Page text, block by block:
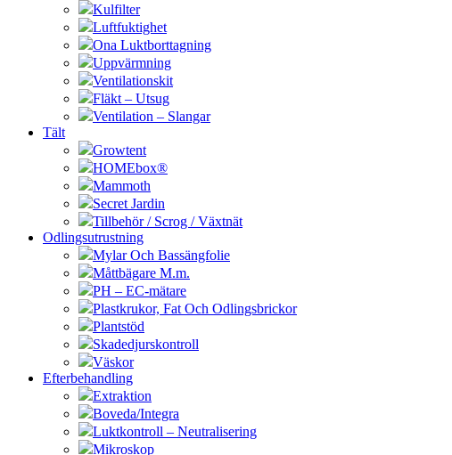
Kulfilter
Luftfuktighet
Ona Luktborttagning
Uppvärmning
Ventilationskit
Fläkt – Utsug
Ventilation – Slangar
Tält
Growtent
HOMEbox®
Mammoth
Secret Jardin
Tillbehör / Scrog / Växtnät
Odlingsutrustning
Mylar Och Bassängfolie
Måttbägare M.m.
PH – EC-mätare
Plastkrukor, Fat Och Odlingsbrickor
Plantstöd
Skadedjurskontroll
Väskor
Efterbehandling
Extraktion
Boveda/Integra
Luktkontroll – Neutralisering
Mikroskop